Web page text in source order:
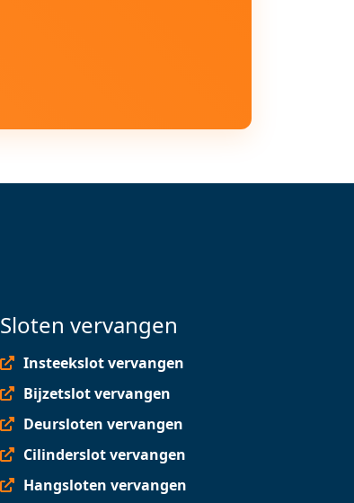
Sloten vervangen
Insteekslot vervangen
Bijzetslot vervangen
Deursloten vervangen
Cilinderslot vervangen
Hangsloten vervangen